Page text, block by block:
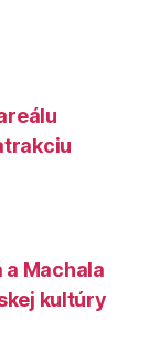
Machala
kultúry